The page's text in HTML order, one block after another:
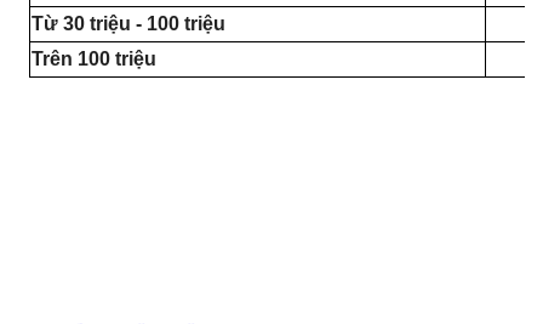
Từ 30 triệu - 100 triệu
Trên 100 triệu